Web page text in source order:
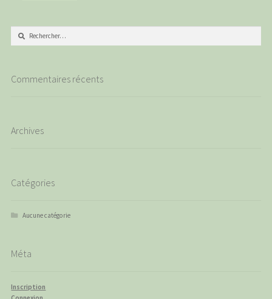
Rechercher :
Commentaires récents
Archives
Catégories
Aucune catégorie
Méta
Inscription